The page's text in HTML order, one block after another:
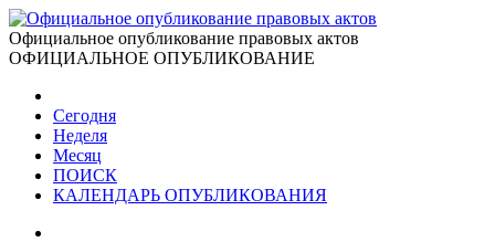
Официальное опубликование правовых актов
ОФИЦИАЛЬНОЕ ОПУБЛИКОВАНИЕ
Сегодня
Неделя
Месяц
ПОИСК
КАЛЕНДАРЬ ОПУБЛИКОВАНИЯ